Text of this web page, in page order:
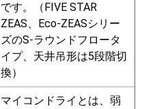
です。（FIVE STAR
ZEAS、Eco-ZEASシリー
ズのS-ラウンドフロータ
イプ、天井吊形は5段階切
換）
マイコンドライとは、弱